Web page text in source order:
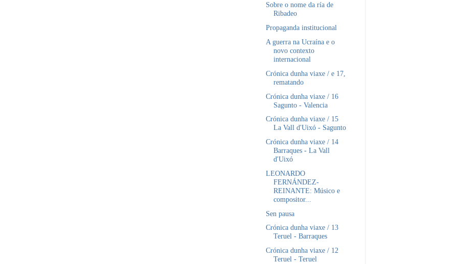
Sobre o nome da ría de
Ribadeo
Propaganda institucional
A guerra na Ucraína e o
novo contexto
internacional
Crónica dunha viaxe / e 17,
rematando
Crónica dunha viaxe / 16
Sagunto - Valencia
Crónica dunha viaxe / 15
La Vall d'Uixó - Sagunto
Crónica dunha viaxe / 14
Barraques - La Vall
d'Uixó
LEONARDO
FERNÁNDEZ-
REINANTE: Músico e
compositor...
Sen pausa
Crónica dunha viaxe / 13
Teruel - Barraques
Crónica dunha viaxe / 12
Teruel - Teruel